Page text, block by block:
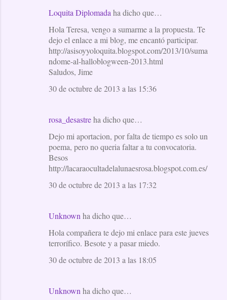
Loquita Diplomada ha dicho que…
Hola Teresa, vengo a sumarme a la propuesta. Te
dejo el enlace a mi blog, me encantó participar.
http://asisoyyoloquita.blogspot.com/2013/10/suma
ndome-al-halloblogween-2013.html
Saludos, Jime
30 de octubre de 2013 a las 15:36
rosa_desastreha dicho que…
Dejo mi aportacion, por falta de tiempo es solo un
poema, pero no queria faltar a tu convocatoria.
Besos
http://lacaraocultadelalunaesrosa.blogspot.com.es/
30 de octubre de 2013 a las 17:32
Unknown ha dicho que…
Hola compañera te dejo mi enlace para este jueves
terrorífico. Besote y a pasar miedo.
30 de octubre de 2013 a las 18:05
Unknown ha dicho que…